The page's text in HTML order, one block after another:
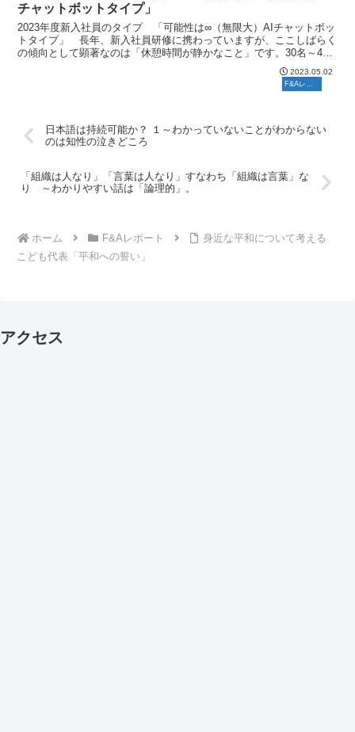
チャットボットタイプ」
2023年度新入社員のタイプ 「可能性は∞（無限大）AIチャットボッ
トタイプ」 長年、新入社員研修に携わっていますが、ここしばらく
の傾向として顕著なのは「休憩時間が静かなこと」です。30名～40
2023.05.02
日本語は持続可能か？ １～わかっていないことがわからない
のは知性の泣きどころ
「組織は人なり」「言葉は人なり」すなわち「組織は言葉」な
り ～わかりやすい話は「論理的」。
ホーム F&Aレポート
身近な平和について考える
こども代表「平和への誓い」
アクセス